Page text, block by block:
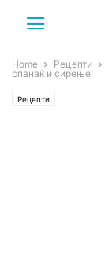
Home Рецепти
спанаќ и сирење
Рецепти